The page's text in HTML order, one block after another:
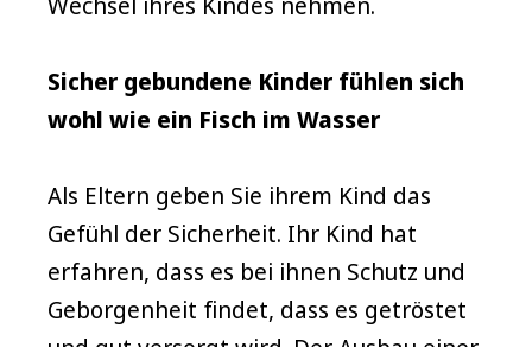
Sicher gebundene Kinder fühlen sich
wohl wie ein Fisch im Wasser
Als Eltern geben Sie ihrem Kind das
Gefühl der Sicherheit. Ihr Kind hat
erfahren, dass es bei ihnen Schutz und
Geborgenheit findet, dass es getröstet